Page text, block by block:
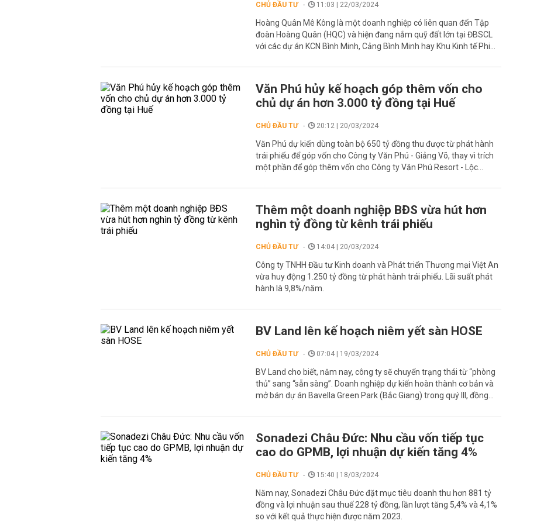
CHỦ ĐẦU TƯ 11:03 | 22/03/2024
Hoàng Quân Mê Kông là một doanh nghiệp có liên quan đến Tập
đoàn Hoàng Quân (HQC) và hiện đang nắm quỹ đất lớn tại ĐBSCL
với các dự án KCN Bình Minh, Cảng Bình Minh hay Khu Kinh tế Phi...
Văn Phú hủy kế hoạch góp thêm vốn cho
chủ dự án hơn 3.000 tỷ đồng tại Huế
CHỦ ĐẦU TƯ 20:12 | 20/03/2024
Văn Phú dự kiến dùng toàn bộ 650 tỷ đồng thu được từ phát hành
trái phiếu để góp vốn cho Công ty Văn Phú - Giảng Võ, thay vì trích
một phần để góp thêm vốn cho Công ty Văn Phú Resort - Lộc...
Thêm một doanh nghiệp BĐS vừa hút hơn
nghìn tỷ đồng từ kênh trái phiếu
CHỦ ĐẦU TƯ 14:04 | 20/03/2024
Công ty TNHH Đầu tư Kinh doanh và Phát triển Thương mại Việt An
vừa huy động 1.250 tỷ đồng từ phát hành trái phiếu. Lãi suất phát
hành là 9,8%/năm.
BV Land lên kế hoạch niêm yết sàn HOSE
CHỦ ĐẦU TƯ 07:04 | 19/03/2024
BV Land cho biết, năm nay, công ty sẽ chuyển trạng thái từ “phòng
thủ” sang “sẵn sàng”. Doanh nghiệp dự kiến hoàn thành cơ bản và
mở bán dự án Bavella Green Park (Bắc Giang) trong quý III, đồng...
Sonadezi Châu Đức: Nhu cầu vốn tiếp tục
cao do GPMB, lợi nhuận dự kiến tăng 4%
CHỦ ĐẦU TƯ 15:40 | 18/03/2024
Năm nay, Sonadezi Châu Đức đặt mục tiêu doanh thu hơn 881 tỷ
đồng và lợi nhuận sau thuế 228 tỷ đồng, lần lượt tăng 5,4% và 4,1%
so với kết quả thực hiện được năm 2023.